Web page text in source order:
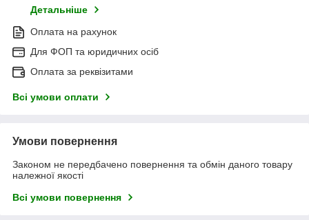
Детальніше
Оплата на рахунок
Для ФОП та юридичних осіб
Оплата за реквізитами
Всі умови оплати
Умови повернення
Законом не передбачено повернення та обмін даного товару
належної якості
Всі умови повернення